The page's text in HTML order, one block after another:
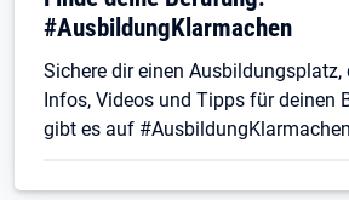
#AusbildungKlarmachen
Sichere dir einen Ausbildungsplatz,
Infos, Videos und Tipps für deinen
gibt es auf #AusbildungKlarmachen